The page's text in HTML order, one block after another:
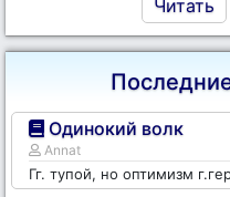
Читать
Одинокий волк
Annat
Гг. тупой, но оптимизм